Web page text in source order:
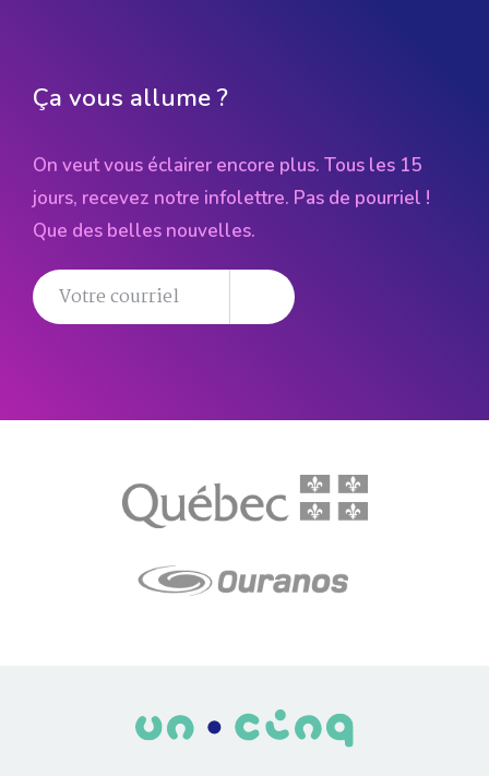
Ça vous allume ?
On veut vous éclairer encore plus. Tous les 15
jours, recevez notre infolettre. Pas de pourriel !
Que des belles nouvelles.